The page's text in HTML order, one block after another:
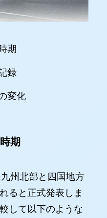
期
録
変化
期
州北部と四国地方
ると正式発表しま
して以下のような